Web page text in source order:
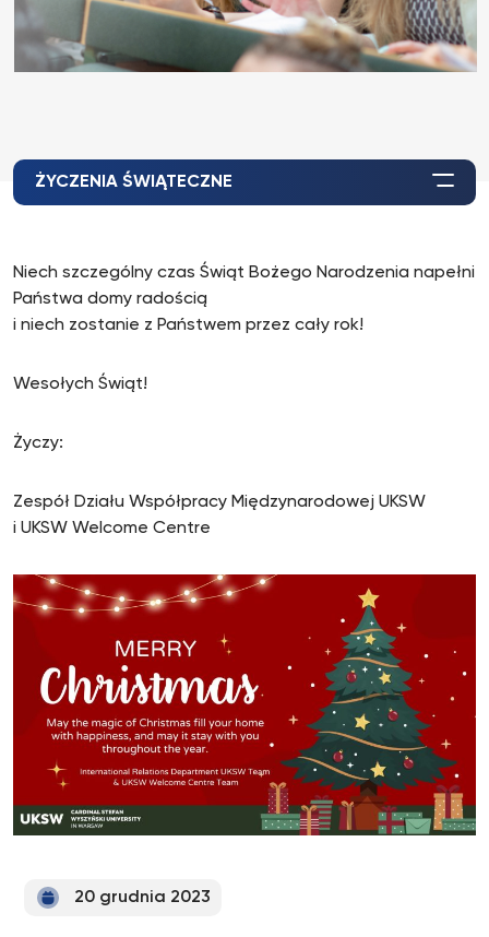
ŻYCZENIA ŚWIĄTECZNE
Niech szczególny czas Świąt Bożego Narodzenia napełni
Państwa domy radością
i niech zostanie z Państwem przez cały rok!
Wesołych Świąt!
Życzy:
Zespół Działu Współpracy Międzynarodowej UKSW
i UKSW Welcome Centre
20 grudnia 2023